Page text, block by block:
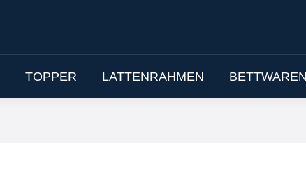
TOPPER LATTENRAHMEN BETTWAREN